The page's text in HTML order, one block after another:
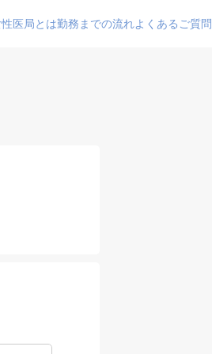
医局とは勤務までの流れよくあるご質問